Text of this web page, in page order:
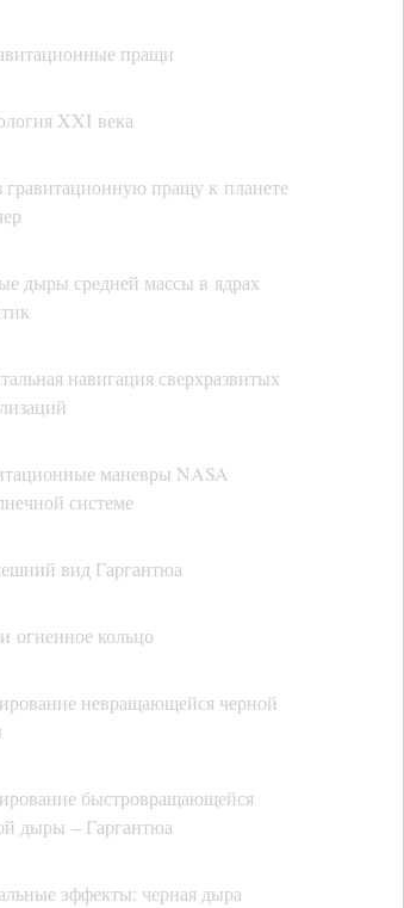
пращи
XXI века
гравитационную пращу к планете
дыры средней массы в ядрах
навигация сверхразвитых
маневры NASA
системе
вид Гаргантюа
огненное кольцо
невращающейся черной
быстровращающейся
дыры – Гаргантюа
эффекты: черная дыра